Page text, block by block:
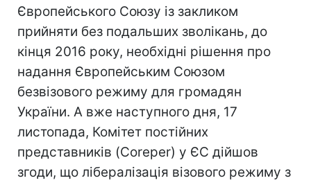
Європейського Союзу із закликом
прийняти без подальших зволікань, до
кінця 2016 року, необхідні рішення про
надання Європейським Союзом
безвізового режиму для громадян
України. А вже наступного дня, 17
листопада, Комітет постійних
представників (Coreper) у ЄС дійшов
згоди, що лібералізація візового режиму з